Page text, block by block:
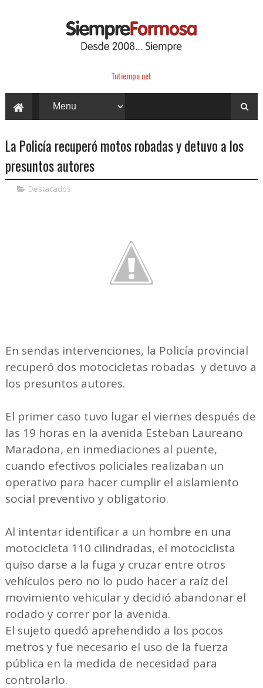
Tutiempo.net
La Policía recuperó motos robadas y detuvo a los
presuntos autores
Destacados
En sendas intervenciones, la Policía provincial
recuperó dos motocicletas robadas y detuvo a
los presuntos autores.
El primer caso tuvo lugar el viernes después de
las 19 horas en la avenida Esteban Laureano
Maradona, en inmediaciones al puente,
cuando efectivos policiales realizaban un
operativo para hacer cumplir el aislamiento
social preventivo y obligatorio.
Al intentar identificar a un hombre en una
motocicleta 110 cilindradas, el motociclista
quiso darse a la fuga y cruzar entre otros
vehículos pero no lo pudo hacer a raíz del
movimiento vehicular y decidió abandonar el
rodado y correr por la avenida.
El sujeto quedó aprehendido a los pocos
metros y fue necesario el uso de la fuerza
pública en la medida de necesidad para
controlarlo.